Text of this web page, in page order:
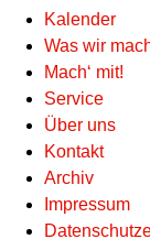
Kalender
Was wir
Mach‘ mit!
Service
Über uns
Kontakt
Archiv
Impressum